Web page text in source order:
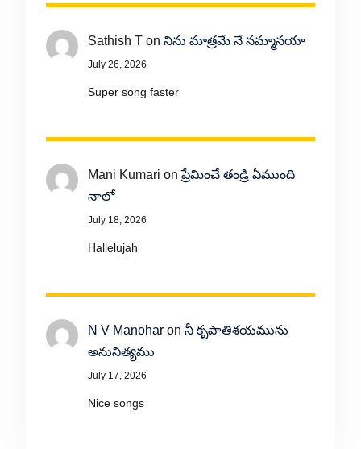
Sathish Ton నిను మాత్రమే నే నమ్మానయా
July 26, 2026
Super song faster
Mani Kumari onప్రేమించే తండ్రి ఏముంది
నాలో
July 18, 2026
Hallelujah
N V Manoharon నీ కృపాతిశయమును
అనునిత్యము
July 17, 2026
Nice songs